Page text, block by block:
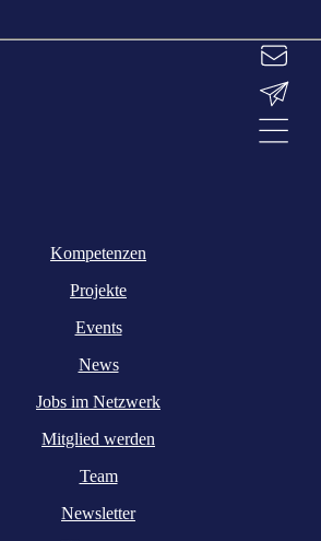
Kompetenzen
Projekte
Events
News
Jobs im Netzwerk
Mitglied werden
Team
Newsletter